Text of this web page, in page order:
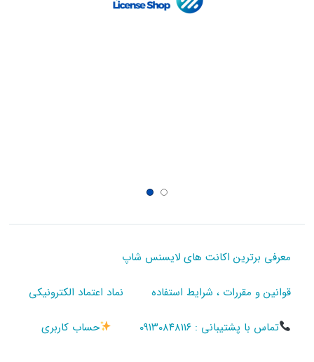
معرفی برترین اکانت های لایسنس شاپ
قوانین و مقررات ، شرایط استفاده نماد اعتماد الکترونیکی
تماس با پشتیبانی : ۰۹۱۳۰۸۴۸۱۱۶ حساب کاربری